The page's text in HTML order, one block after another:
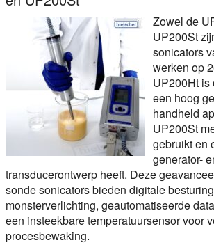
Zowel de
UP200St
sonicators
werken op
UP200Ht is
een hoog
handheld
UP200St
gebruikt en
generator-
transducerontwerp heeft. Deze
sonde sonicators bieden digitale
monsterverlichting, geautomatiseerde
een insteekbare temperatuursensor voor
procesbewaking.